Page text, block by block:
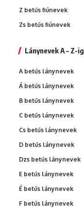
Z betűs fiúnevek
Zs betűs fiúnevek
Lánynevek A – Z-ig
A betűs lánynevek
Á betűs lánynevek
B betűs lánynevek
C betűs lánynevek
Cs betűs lánynevek
D betűs lánynevek
Dzs betűs lánynevek
E betűs lánynevek
É betűs lánynevek
F betűs lánynevek